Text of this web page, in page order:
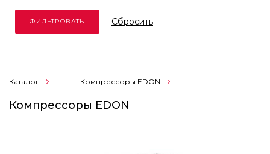
Cбросить
Каталог Компрессоры EDON
Компрессоры EDON